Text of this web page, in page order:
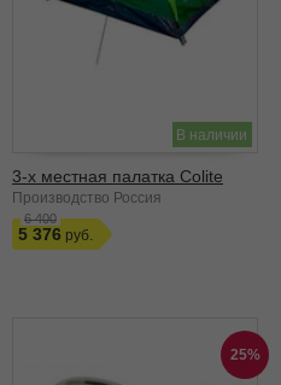
В наличии
3-х местная палатка Colite
Производство Россия
6 400
5 376
25%